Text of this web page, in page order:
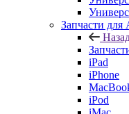
Запчасти для
iPad
iPhone
iPod